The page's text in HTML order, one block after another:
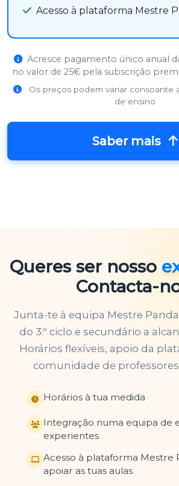
Acesso à plataforma Mestre
Acresce pagamento único anual
no valor de 25€ pela subscrição
Os preços podem variar consoante
de ensino
Saber mais
Queres ser nosso
Contacta-
Junta-te à equipa Mestre
do 3.º ciclo e secundário a
Horários flexíveis, apoio da
comunidade de
Horários à tua medida
Integração numa equipa de
experientes
Acesso à plataforma Mestre
apoiar as tuas aulas